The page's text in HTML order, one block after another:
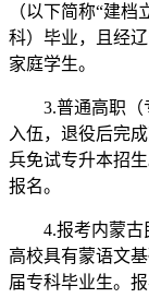
（以下简称“建
科）毕业，且经
家庭学生。
3.普通高职（专
入伍，退役后完
兵免试专升本招
报名。
4.报考内蒙古
高校具有蒙语文
届专科毕业生。